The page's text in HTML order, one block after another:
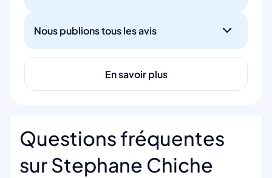
Nous publions tous les avis
En savoir plus
Questions fréquentes
sur Stephane Chiche